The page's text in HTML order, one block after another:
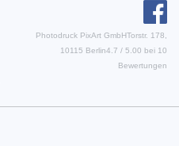
Photodruck PixArt GmbHTorstr. 178,
10115 Berlin4.7 / 5.00 bei 10
Bewertungen